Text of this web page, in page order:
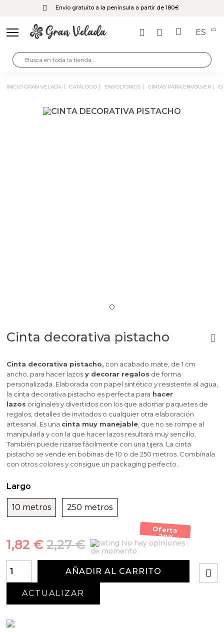
Envío gratuito a la península a partir de 180€
ES
INICIO GRAN VELADA CATÁLOGO ENVOLTORIOS CINTAS PARA ENVOLVER
Cinta decorativa pistacho
Cinta decorativa pistacho, con acabado mate, de 1 cm
ancho, para hacer lazosy decorar regalos de forma
personalizada. Elaborada con papel sintético y resistente al agua,
la cinta decorativa pistacho es perfecta para hacer
lazos originales y divertidos con los que adornar paquetes de
regalos, detalles de invitados o cualquier otra elaboración
artesanal. Es una cinta muy manejable, que no se rompe al
manipularla y con la que hacer lazos resultará muy sencillo.
También puede rizarse fácilmente con una tijera. La cinta
pistacho se vende en bobinas de 10 o de 250 metros. Combínala
con otros colores y consigue un packaging perfecto.
Largo
10 metros 250 metros
Oferta
-20%
2,27 €
1,82 €
No hay opiniones
de momento
AÑADIR AL CARRITO